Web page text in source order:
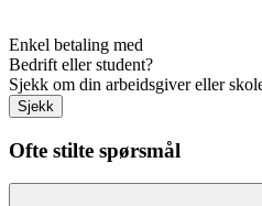
Enkel betaling med
Bedrift eller student?
Sjekk om din arbeidsgiver eller
Sjekk
Ofte stilte spørsmål